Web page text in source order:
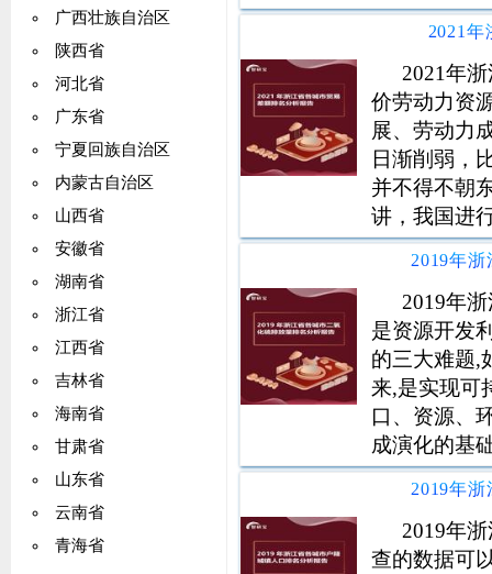
广西壮族自治区
陕西省
河北省
广东省
宁夏回族自治区
内蒙古自治区
山西省
安徽省
湖南省
浙江省
江西省
吉林省
海南省
甘肃省
山东省
云南省
青海省
日后贸易结
力。对外投
济质量提高
2021
2021年
价劳动力资
展、劳动力
日渐削弱，
并不得不朝
讲，我国进
后贸易结构
对外投资，
量提高发展
2019年
是资源开发
的三大难题,
来,是实现可
口、资源、
成演化的基
因素,人类则
的事实表明
开发利用,
2019年
查的数据可